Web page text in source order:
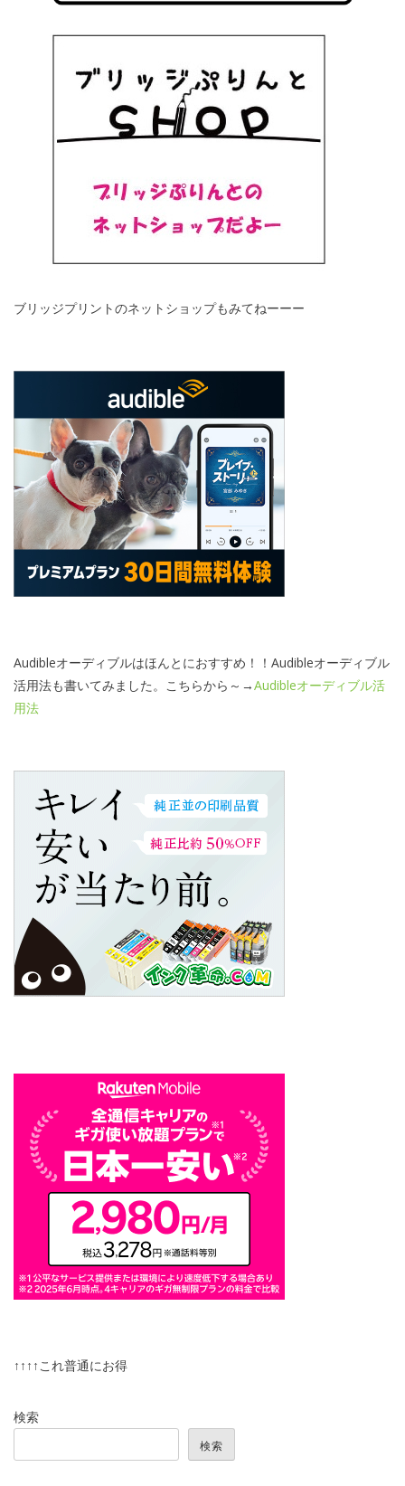
ブリッジプリントのネットショップもみてねーーー
Audibleオーディブルはほんとにおすすめ！！Audibleオーディブル
活用法も書いてみました。こちらから～→Audibleオーディブル活
用法
↑↑↑↑これ普通にお得
検索
検索